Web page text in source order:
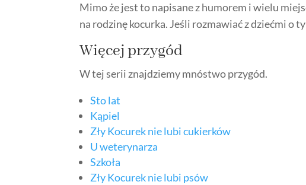
Mimo że jest to napisane z humorem i wielu
na rodzinę kocurka. Jeśli rozmawiać z dziećmi o
Więcej przygód
W tej serii znajdziemy mnóstwo przygód.
Sto lat
Kąpiel
Zły Kocurek nie lubi cukierków
U weterynarza
Szkoła
Zły Kocurek nie lubi psów